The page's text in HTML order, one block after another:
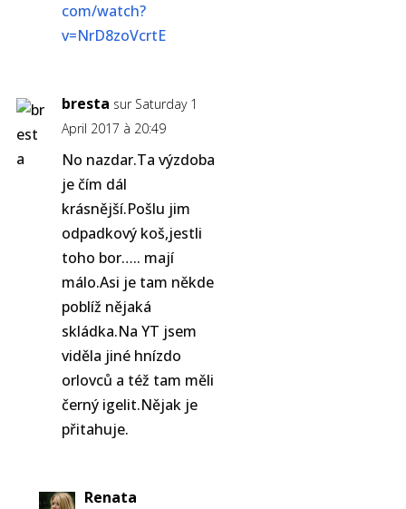
com/watch?
v=NrD8zoVcrtE
bresta sur Saturday 1
April 2017 à 20:49
No nazdar.Ta výzdoba
je čím dál
krásnější.Pošlu jim
odpadkový koš,jestli
toho bor….. mají
málo.Asi je tam někde
poblíž nějaká
skládka.Na YT jsem
viděla jiné hnízdo
orlovců a též tam měli
černý igelit.Nějak je
přitahuje.
Renata